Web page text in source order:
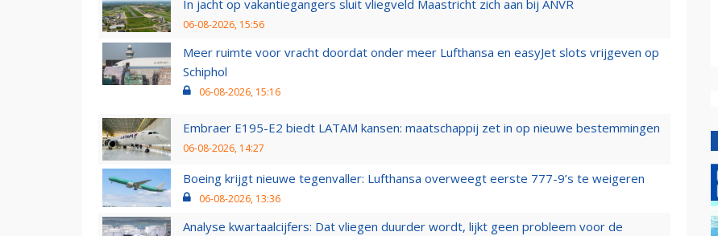
In jacht op vakantiegangers sluit vliegveld Maastricht zich aan bij ANVR
06-08-2026, 15:56
Meer ruimte voor vracht doordat onder meer Lufthansa en easyJet slots vrijgeven op
Schiphol
06-08-2026, 15:16
Embraer E195-E2 biedt LATAM kansen: maatschappij zet in op nieuwe bestemmingen
06-08-2026, 14:27
Boeing krijgt nieuwe tegenvaller: Lufthansa overweegt eerste 777-9’s te weigeren
06-08-2026, 13:36
Analyse kwartaalcijfers: Dat vliegen duurder wordt, lijkt geen probleem voor de